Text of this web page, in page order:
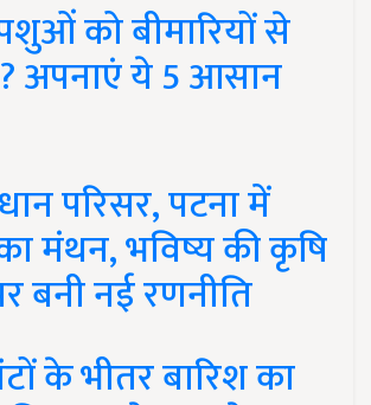
को बीमारियों से
अपनाएं ये 5 आसान
परिसर, पटना में
मंथन, भविष्य की कृषि
बनी नई रणनीति
के भीतर बारिश का